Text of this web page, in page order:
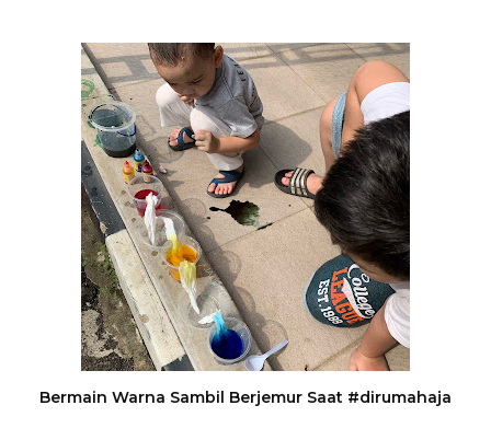
Bermain Warna Sambil Berjemur Saat #dirumahaja